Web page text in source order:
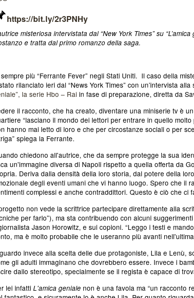
https://bit.ly/2r3PNHy
misteriosa intervistata dal “New York Times” su
e tratta dal primo romanzo della saga.
sempre più “Ferrante Fever” negli Stati Uniti. Il caso della
rilanciato ieri dal “News York Times” con un’intervista
la serie Hbo – Rai in fase di preparazione, diretta da
il racconto, che ha creato, diventare una miniserie tv è
“lasciano il mondo dei lettori per entrare in quello
hanno mai letto di loro e che per circostanze sociali o per
spiega la Ferrante.
chiedono all'autrice, che da sempre protegge la sua
un'immagine diversa di Napoli rispetto a quella offerta da
Deriva dalla densità della loro storia, dal potere della
degli eventi umani che vi hanno luogo. Spero che il
complessi e anche contraddittori. Questo è ciò che ci
non vede la scrittrice partecipare direttamente alla
per farlo”), ma sta contribuendo con alcuni
Jason Horowitz, e sui copioni. “Leggo i testi e
ma è molto probabile che le useranno più avanti
invece alla scelta delle due protagoniste, Lila e Lenù,
gli adulti immaginano che dovrebbero essere. Invece i
dallo stereotipo, specialmente se il regista è capace di
lei infatti L'amica geniale non è una favola ma “un racconto